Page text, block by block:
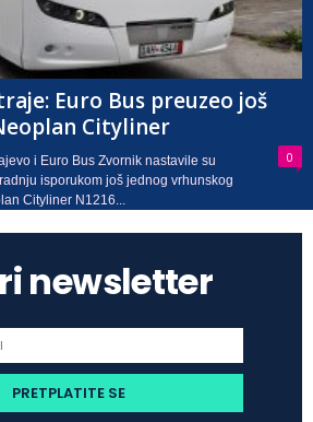
Euro Bus preuzeo još
Cityliner
0
i Euro Bus Zvornik nastavile su
isporukom još jednog vrhunskog
Cityliner N1216...
newsletter